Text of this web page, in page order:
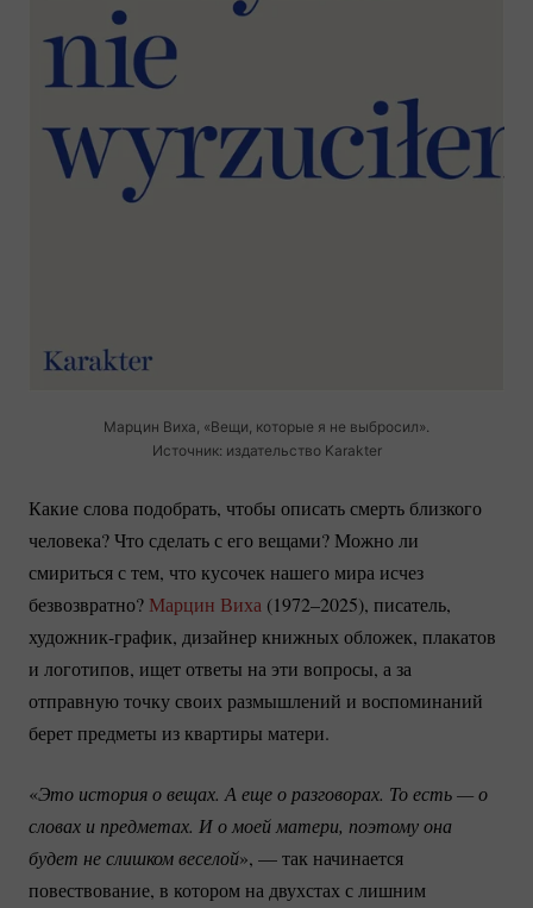
Марцин Виха, «Вещи, которые я не выбросил».
Источник: издательство Karakter
Какие слова подобрать, чтобы описать смерть близкого
человека? Что сделать с его вещами? Можно ли
смириться с тем, что кусочек нашего мира исчез
безвозвратно? Марцин Виха (1972–2025), писатель,
художник-график, дизайнер книжных обложек, плакатов
и логотипов, ищет ответы на эти вопросы, а за
отправную точку своих размышлений и воспоминаний
берет предметы из квартиры матери.
«Это история о вещах. А еще о разговорах. То есть — о
словах и предметах. И о моей матери, поэтому она
будет не слишком веселой», — так начинается
повествование, в котором на двухстах с лишним